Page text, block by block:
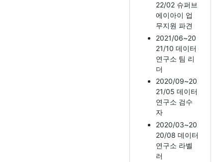
22/02 슈퍼브
에이아이 업
무지원 파견
2021/06~20
21/10 데이터
연구소 팀 리
더
2020/09~20
21/05 데이터
연구소 검수
자
2020/03~20
20/08 데이터
연구소 라벨
러